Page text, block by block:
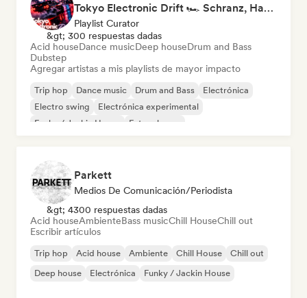
Tokyo Electronic Drift 🏎️ Schranz, Hard Techno & Anime EDM
Playlist Curator
&gt; 300 respuestas dadas
Acid houseDance musicDeep houseDrum and Bass
Dubstep
Agregar artistas a mis playlists de mayor impacto
Trip hop Dance music Drum and Bass
Electrónica
Electro swing
Electrónica experimental
Funky / Jackin House
Future house
Parkett
Medios De Comunicación/Periodista
&gt; 4300 respuestas dadas
Acid houseAmbienteBass musicChill HouseChill out
Escribir artículos
Trip hop Acid house Ambiente Chill House
Chill out
Deep house
Electrónica Funky / Jackin House